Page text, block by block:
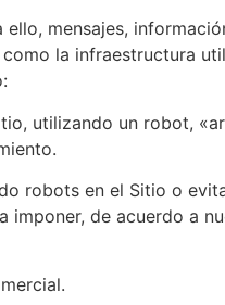
mensajes,
la infraestructura
utilizando un robot,
robots en el Sitio o
de acuerdo a